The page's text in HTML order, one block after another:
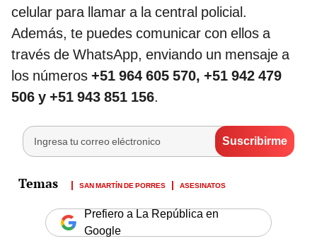
celular para llamar a la central policial.
Además, te puedes comunicar con ellos a
través de WhatsApp, enviando un mensaje a
los números +51 964 605 570, +51 942 479
506 y +51 943 851 156.
SAN MARTÍN DE PORRES ASESINATOS
Prefiero a La República en
Google